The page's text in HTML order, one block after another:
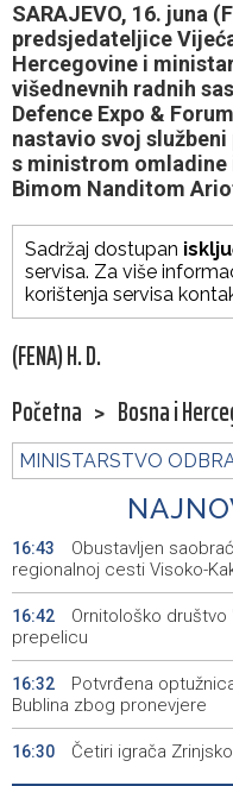
SARAJEVO, 16. juna
predsjedateljice
Hercegovine i
višednevnih radnih
Defence Expo &
nastavio svoj
s ministrom
Bimom Nanditom
Sadržaj dostupan
servisa. Za više
korištenja servisa
(FENA) H. D.
Početna > Bosna i
MINISTARSTVO
16:43
Obustavljen
regionalnoj cesti Visoko-
16:42
Ornitološko
prepelicu
16:32
Potvrđena
Bublina zbog pronevjere
16:30 Četiri igrača